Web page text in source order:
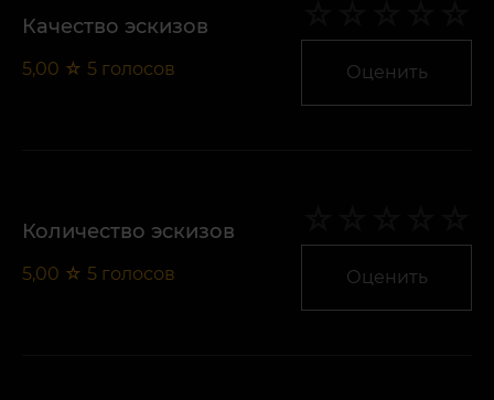
Качество эскизов
5,00 ☆ 5 голосов Оценить
Количество эскизов
5,00 ☆ 5 голосов Оценить